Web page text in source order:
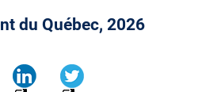
du Québec, 2026